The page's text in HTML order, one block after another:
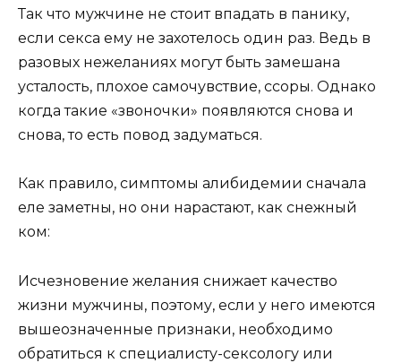
Так что мужчине не стоит впадать в панику,
если секса ему не захотелось один раз. Ведь в
разовых нежеланиях могут быть замешана
усталость, плохое самочувствие, ссоры. Однако
когда такие «звоночки» появляются снова и
снова, то есть повод задуматься.
Как правило, симптомы алибидемии сначала
еле заметны, но они нарастают, как снежный
ком:
Исчезновение желания снижает качество
жизни мужчины, поэтому, если у него имеются
вышеозначенные признаки, необходимо
обратиться к специалисту-сексологу или